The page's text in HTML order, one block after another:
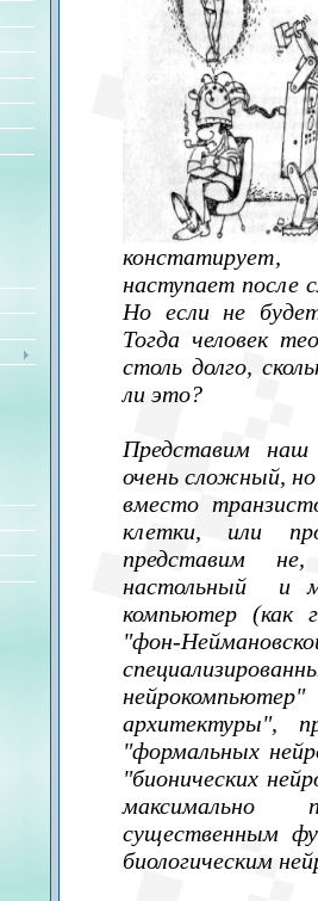
наступает после
Но если не
Тогда человек
столь долго,
ли это?
Представим наш
очень сложный,
вместо
клетки, или
представим
настольный и
компьютер (как
"фон-
архитектуры",
"формальных
"бионических
существенным
биологическим